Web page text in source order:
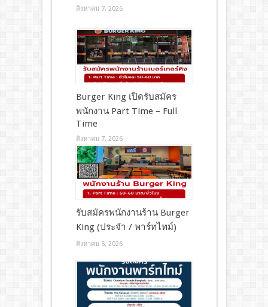
สิงหาคม 7, 2026
Burger King เปิดรับสมัคร
พนักงาน Part Time – Full
Time
สิงหาคม 7, 2026
รับสมัครพนักงานร้าน Burger
King (ประจำ / พาร์ทไทม์)
สิงหาคม 5, 2026